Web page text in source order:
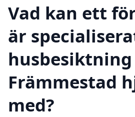
Vad kan ett
är
Främmestad
med?